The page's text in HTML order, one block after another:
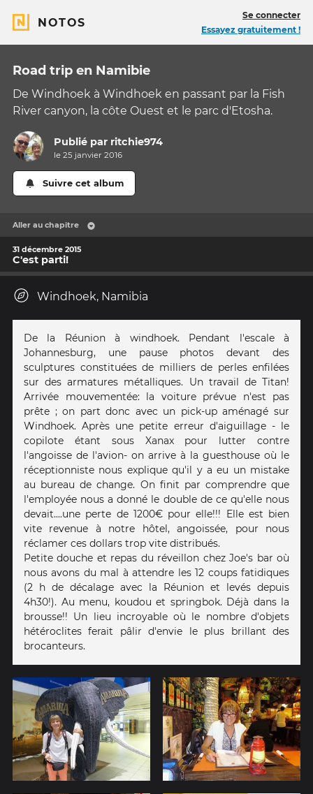
NOTOS
Se connecter
Essayez gratuitement !
Road trip en Namibie
De Windhoek à Windhoek en passant par la Fish
River canyon, la côte Ouest et le parc d'Etosha.
Publié par ritchie974
le 25 janvier 2016
Suivre cet album
Aller au chapitre
31 décembre 2015
C'est parti!
Windhoek, Namibia
De la Réunion à windhoek. Pendant l'escale à
Johannesburg, une pause photos devant des
sculptures constituées de milliers de perles enfilées
sur des armatures métalliques. Un travail de Titan!
Arrivée mouvementée: la voiture prévue n'est pas
prête ; on part donc avec un pick-up aménagé sur
Windhoek. Après une petite erreur d'aiguillage - le
copilote étant sous Xanax pour lutter contre
l'angoisse de l'avion- on arrive à la guesthouse où le
réceptionniste nous explique qu'il y a eu un mistake
au bureau de change. On finit par comprendre que
l'employée nous a donné le double de ce qu'elle nous
devait....une perte de 1200€ pour elle!!! Elle est bien
vite revenue à notre hôtel, angoissée, pour nous
réclamer ces dollars trop vite distribués.
Petite douche et repas du réveillon chez Joe's bar où
nous avons du mal à attendre les 12 coups fatidiques
(2 h de décalage avec la Réunion et levés depuis
4h30!). Au menu, koudou et springbok. Déjà dans la
brousse!! Un lieu incroyable où le nombre d'objets
hétéroclites ferait pâlir d'envie le plus brillant des
brocanteurs.